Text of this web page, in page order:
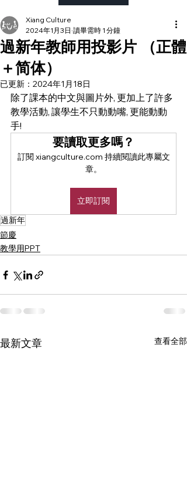
過新年教師用投影片 （正體
＋简体）
Xiang Culture
2024年1月3日 讀畢需時 1 分鐘
已更新： 2024年1月18日
除了課本的中文與圖片外, 更加上了許多
教學活動, 讓學生不只動動嘴, 更能動動
手!
要讀取更多嗎？
訂閱 xiangculture.com 持續閱讀此專屬文
章。
立即訂閱
過新年
節慶
教學用PPT
最新文章 查看全部